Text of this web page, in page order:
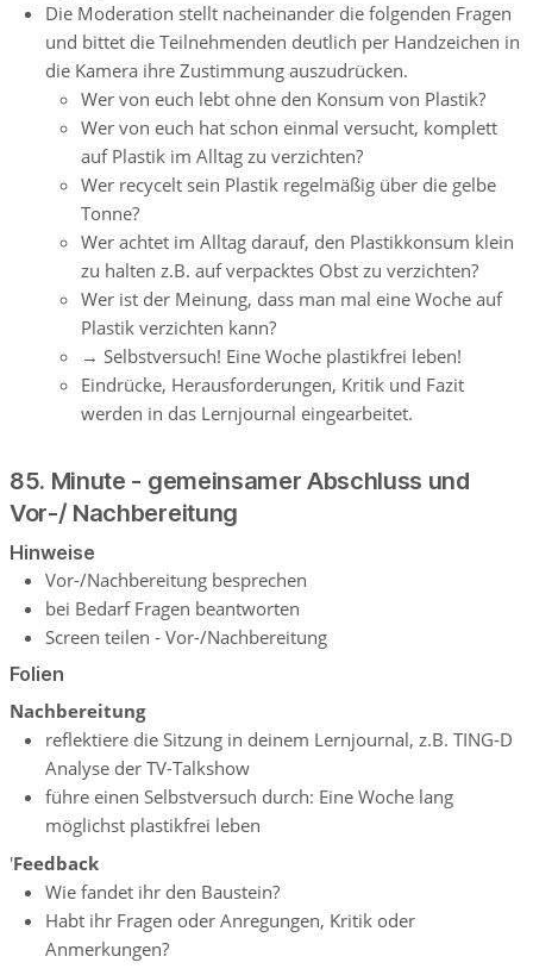
Die Moderation stellt nacheinander die folgenden Fragen
und bittet die Teilnehmenden deutlich per Handzeichen in
die Kamera ihre Zustimmung auszudrücken.
Wer von euch lebt ohne den Konsum von Plastik?
Wer von euch hat schon einmal versucht, komplett
auf Plastik im Alltag zu verzichten?
Wer recycelt sein Plastik regelmäßig über die gelbe
Tonne?
Wer achtet im Alltag darauf, den Plastikkonsum klein
zu halten z.B. auf verpacktes Obst zu verzichten?
Wer ist der Meinung, dass man mal eine Woche auf
Plastik verzichten kann?
→ Selbstversuch! Eine Woche plastikfrei leben!
Eindrücke, Herausforderungen, Kritik und Fazit
werden in das Lernjournal eingearbeitet.
85. Minute - gemeinsamer Abschluss und
Vor-/ Nachbereitung
Hinweise
Vor-/Nachbereitung besprechen
bei Bedarf Fragen beantworten
Screen teilen - Vor-/Nachbereitung
Folien
Nachbereitung
reflektiere die Sitzung in deinem Lernjournal, z.B. TING-D
Analyse der TV-Talkshow
führe einen Selbstversuch durch: Eine Woche lang
möglichst plastikfrei leben
'Feedback
Wie fandet ihr den Baustein?
Habt ihr Fragen oder Anregungen, Kritik oder
Anmerkungen?